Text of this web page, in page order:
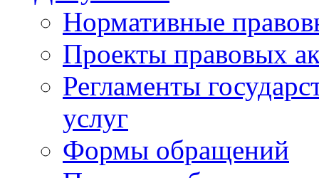
Нормативные
Проекты правовых
Регламенты
услуг
Формы обращений